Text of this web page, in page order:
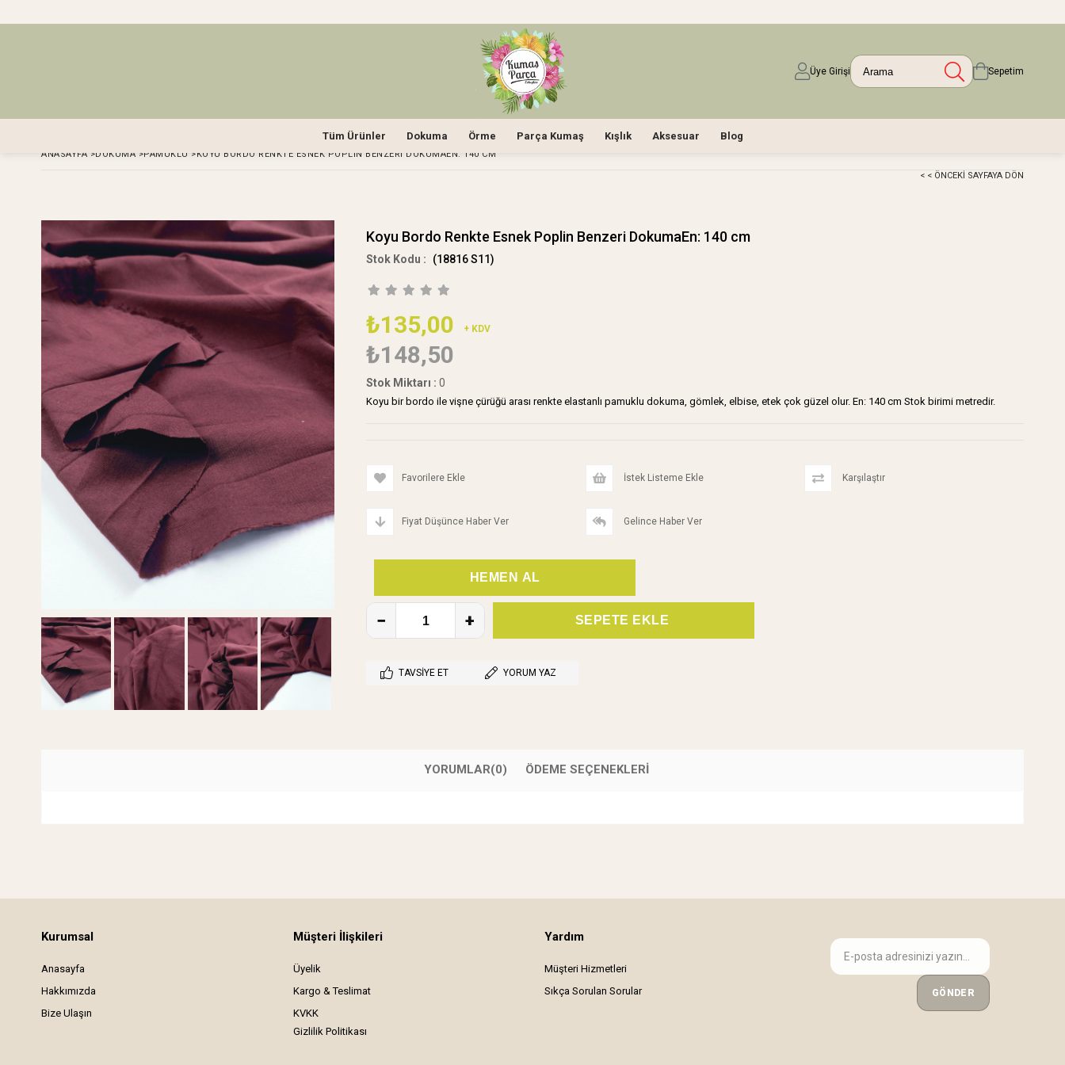
Üye Girişi Sepetim
Tüm Ürünler Dokuma Örme Parça Kumaş Kışlık Aksesuar Blog
ANASAYFA >DOKUMA >PAMUKLU >KOYU BORDO RENKTE ESNEK POPLIN BENZERI DOKUMAEN: 140 CM
< < ÖNCEKI SAYFAYA DÖN
Koyu Bordo Renkte Esnek Poplin Benzeri DokumaEn: 140 cm
(18816 S11)
₺135,00 + KDV
₺148,50
Stok Miktarı : 0
Koyu bir bordo ile vişne çürüğü arası renkte elastanlı pamuklu dokuma, gömlek, elbise, etek çok güzel olur. En: 140 cm Stok birimi metredir.
Favorilere Ekle İstek Listeme Ekle Karşılaştır
Fiyat Düşünce Haber Ver Gelince Haber Ver
TAVSIYE ET YORUM YAZ
YORUMLAR(0) ÖDEME SEÇENEKLERI
Kurumsal
Anasayfa
Hakkımızda
Bize Ulaşın
Müşteri İlişkileri
Üyelik
Kargo & Teslimat
KVKK
Gizlilik Politikası
Yardım
Müşteri Hizmetleri
Sıkça Sorulan Sorular
GÖNDER